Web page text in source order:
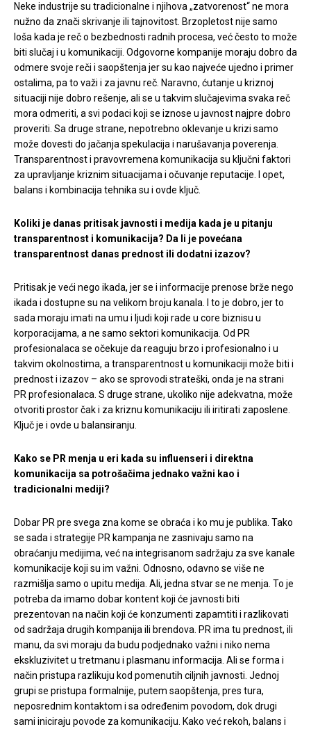
Neke industrije su tradicionalne i njihova „zatvorenost“ ne mora
nužno da znači skrivanje ili tajnovitost. Brzopletost nije samo
loša kada je reč o bezbednosti radnih procesa, već često to može
biti slučaj i u komunikaciji. Odgovorne kompanije moraju dobro da
odmere svoje reči i saopštenja jer su kao najveće ujedno i primer
ostalima, pa to važi i za javnu reč. Naravno, ćutanje u kriznoj
situaciji nije dobro rešenje, ali se u takvim slučajevima svaka reč
mora odmeriti, a svi podaci koji se iznose u javnost najpre dobro
proveriti. Sa druge strane, nepotrebno oklevanje u krizi samo
može dovesti do jačanja spekulacija i narušavanja poverenja.
Transparentnost i pravovremena komunikacija su ključni faktori
za upravljanje kriznim situacijama i očuvanje reputacije. I opet,
balans i kombinacija tehnika su i ovde ključ.
Koliki je danas pritisak javnosti i medija kada je u pitanju
transparentnost i komunikacija? Da li je povećana
transparentnost danas prednost ili dodatni izazov?
Pritisak je veći nego ikada, jer se i informacije prenose brže nego
ikada i dostupne su na velikom broju kanala. I to je dobro, jer to
sada moraju imati na umu i ljudi koji rade u core biznisu u
korporacijama, a ne samo sektori komunikacija. Od PR
profesionalaca se očekuje da reaguju brzo i profesionalno i u
takvim okolnostima, a transparentnost u komunikaciji može biti i
prednost i izazov – ako se sprovodi strateški, onda je na strani
PR profesionalaca. S druge strane, ukoliko nije adekvatna, može
otvoriti prostor čak i za kriznu komunikaciju ili iritirati zaposlene.
Ključ je i ovde u balansiranju.
Kako se PR menja u eri kada su influenseri i direktna
komunikacija sa potrošačima jednako važni kao i
tradicionalni mediji?
Dobar PR pre svega zna kome se obraća i ko mu je publika. Tako
se sada i strategije PR kampanja ne zasnivaju samo na
obraćanju medijima, već na integrisanom sadržaju za sve kanale
komunikacije koji su im važni. Odnosno, odavno se više ne
razmišlja samo o upitu medija. Ali, jedna stvar se ne menja. To je
potreba da imamo dobar kontent koji će javnosti biti
prezentovan na način koji će konzumenti zapamtiti i razlikovati
od sadržaja drugih kompanija ili brendova. PR ima tu prednost, ili
manu, da svi moraju da budu podjednako važni i niko nema
ekskluzivitet u tretmanu i plasmanu informacija. Ali se forma i
način pristupa razlikuju kod pomenutih ciljnih javnosti. Jednoj
grupi se pristupa formalnije, putem saopštenja, pres tura,
neposrednim kontaktom i sa određenim povodom, dok drugi
sami iniciraju povode za komunikaciju. Kako već rekoh, balans i